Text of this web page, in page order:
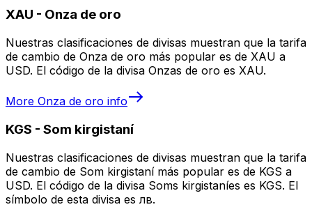
XAU - Onza de oro
Nuestras clasificaciones de divisas muestran que la tarifa
de cambio de Onza de oro más popular es de XAU a
USD. El código de la divisa Onzas de oro es XAU.
More Onza de oro info
KGS - Som kirgistaní
Nuestras clasificaciones de divisas muestran que la tarifa
de cambio de Som kirgistaní más popular es de KGS a
USD. El código de la divisa Soms kirgistaníes es KGS. El
símbolo de esta divisa es лв.